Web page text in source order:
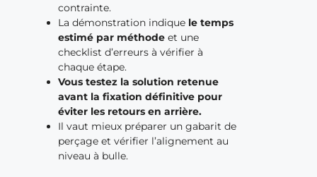
contrainte.
La démonstration indique le temps
estimé par méthode et une
checklist d’erreurs à vérifier à
chaque étape.
Vous testez la solution retenue
avant la fixation définitive pour
éviter les retours en arrière.
Il vaut mieux préparer un gabarit de
perçage et vérifier l’alignement au
niveau à bulle.